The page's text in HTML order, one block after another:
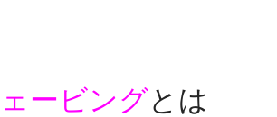
ービングとは